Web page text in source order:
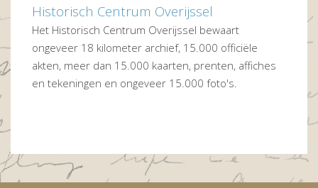
Historisch Centrum Overijssel
Het Historisch Centrum Overijssel bewaart
ongeveer 18 kilometer archief, 15.000 officiële
akten, meer dan 15.000 kaarten, prenten, affiches
en tekeningen en ongeveer 15.000 foto's.